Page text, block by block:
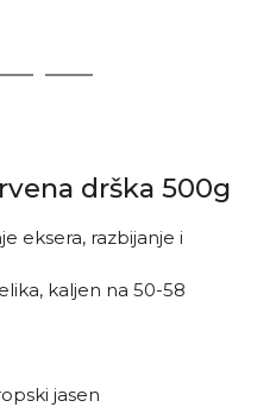
2 3
drška 500g
eksera, razbijanje i
kaljen na 50-58
jasen